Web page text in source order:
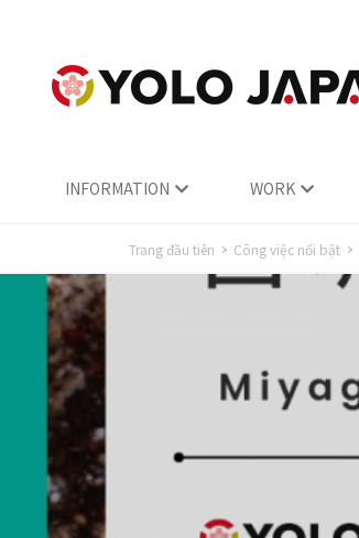
INFORMATION WORK
Trang đầu tiên Công việc nổi bật